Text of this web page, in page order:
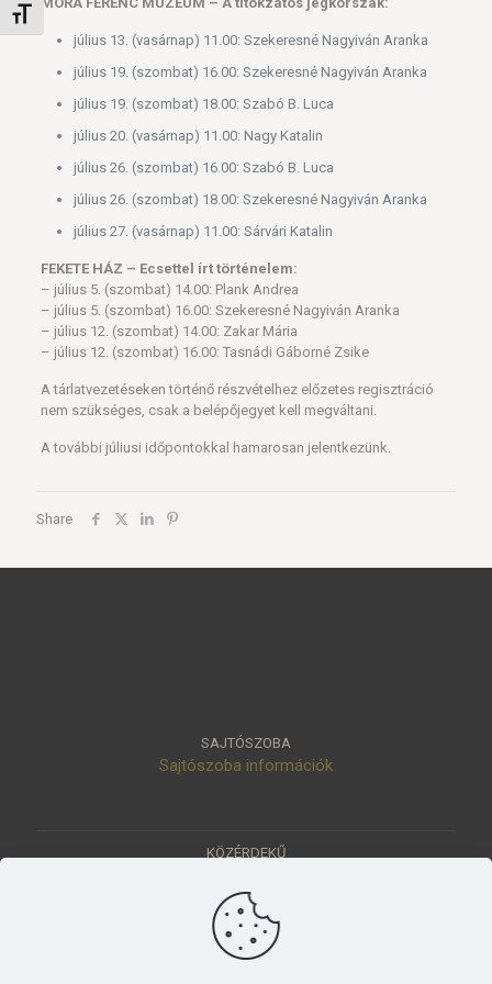
Betűméret váltása
július 13. (vasárnap) 11.00: Szekeresné Nagyiván Aranka
július 19. (szombat) 16.00: Szekeresné Nagyiván Aranka
július 19. (szombat) 18.00: Szabó B. Luca
július 20. (vasárnap) 11.00: Nagy Katalin
július 26. (szombat) 16.00: Szabó B. Luca
július 26. (szombat) 18.00: Szekeresné Nagyiván Aranka
július 27. (vasárnap) 11.00: Sárvári Katalin
FEKETE HÁZ – Ecsettel írt történelem:
– július 5. (szombat) 14.00: Plank Andrea
– július 5. (szombat) 16.00: Szekeresné Nagyiván Aranka
– július 12. (szombat) 14.00: Zakar Mária
– július 12. (szombat) 16.00: Tasnádi Gáborné Zsike
A tárlatvezetéseken történő részvételhez előzetes regisztráció
nem szükséges, csak a belépőjegyet kell megváltani.
A további júliusi időpontokkal hamarosan jelentkezünk.
Share
SAJTÓSZOBA
Sajtószoba információk
KÖZÉRDEKŰ
Értéktár
Pályázatok